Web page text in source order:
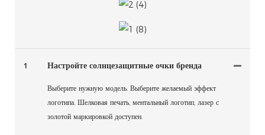
1 Настройте солнцезащитные очки бренда
Выберите нужную модель. Выберите желаемый эффект
логотипа. Шелковая печать, ментальный логотип, лазер с
золотой маркировкой доступен.